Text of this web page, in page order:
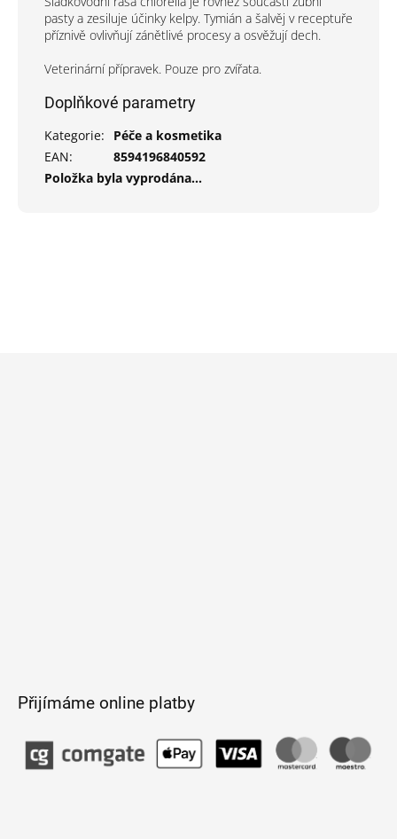
pasty a zesiluje účinky kelpy. Tymián a šalvěj v receptuře
příznivě ovlivňují zánětlivé procesy a osvěžují dech.
Veterinární přípravek. Pouze pro zvířata.
Doplňkové parametry
Kategorie:
Péče a kosmetika
EAN:
8594196840592
Položka byla vyprodána…
Přijímáme online platby